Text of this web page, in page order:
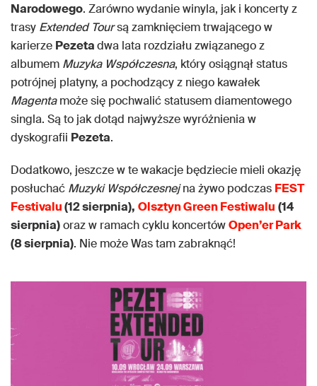
Narodowego. Zarówno wydanie winyla, jak i koncerty z
trasy Extended Toursą zamknięciem trwającego w
karierze Pezetadwa lata rozdziału związanego z
albumem Muzyka Współczesna, który osiągnął status
potrójnej platyny, a pochodzący z niego kawałek
Magentamoże się pochwalić statusem diamentowego
singla. Są to jak dotąd najwyższe wyróżnienia w
dyskografii Pezeta.
Dodatkowo, jeszcze w te wakacje będziecie mieli okazję
posłuchać Muzyki Współczesnejna żywo podczas FEST
Festivalu(12 sierpnia), Olsztyn Green Festiwalu (14
sierpnia)oraz w ramach cyklu koncertówOpen’er Park
(8 sierpnia). Nie może Was tam zabraknąć!